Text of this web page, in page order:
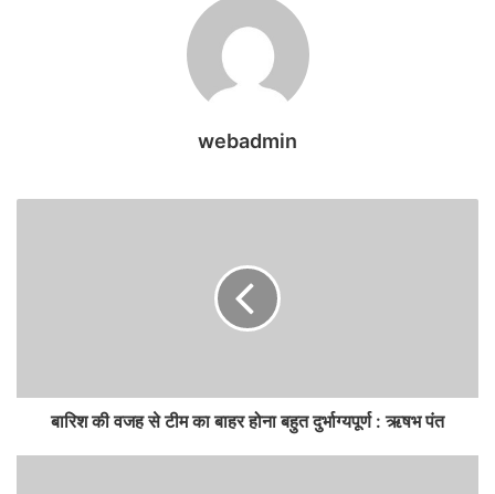
webadmin
बारिश की वजह से टीम का बाहर होना बहुत दुर्भाग्यपूर्ण : ऋषभ पंत